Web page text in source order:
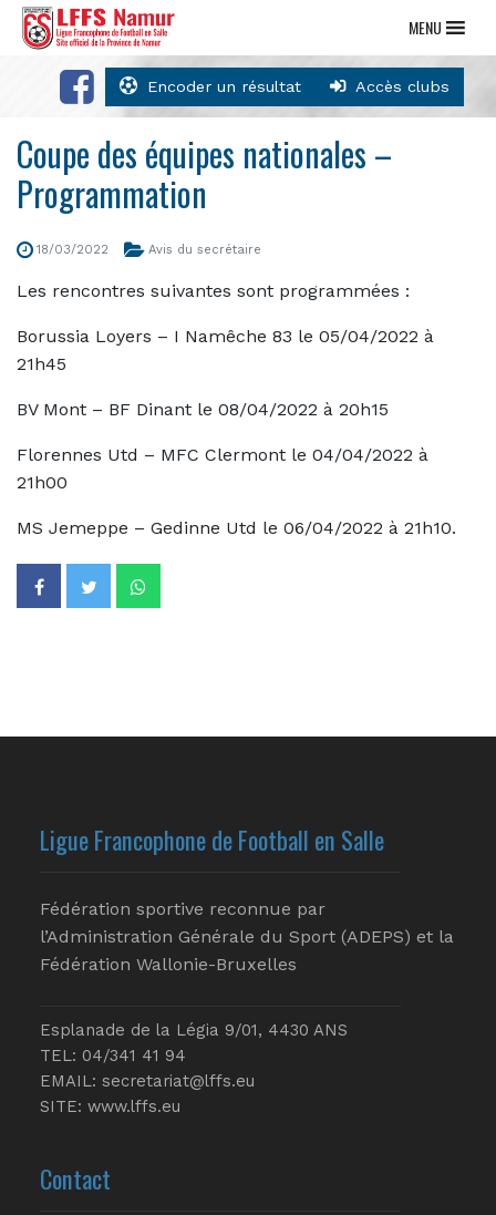
Encoder un résultat Accès clubs
MENU
Coupe des équipes nationales –
Programmation
18/03/2022 Avis du secrétaire
Les rencontres suivantes sont programmées :
Borussia Loyers – I Namêche 83 le 05/04/2022 à
21h45
BV Mont – BF Dinant le 08/04/2022 à 20h15
Florennes Utd – MFC Clermont le 04/04/2022 à
21h00
MS Jemeppe – Gedinne Utd le 06/04/2022 à 21h10.
Ligue Francophone de Football en Salle
Fédération sportive reconnue par
l’Administration Générale du Sport (ADEPS) et la
Fédération Wallonie-Bruxelles
Esplanade de la Légia 9/01, 4430 ANS
TEL: 04/341 41 94
EMAIL: secretariat@lffs.eu
SITE: www.lffs.eu
Contact